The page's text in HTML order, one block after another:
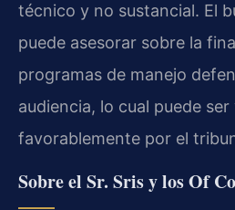
técnico y no sustancial. El
puede asesorar sobre la
programas de manejo
audiencia, lo cual puede ser
favorablemente por el
Sobre el Sr. Sris y los Of